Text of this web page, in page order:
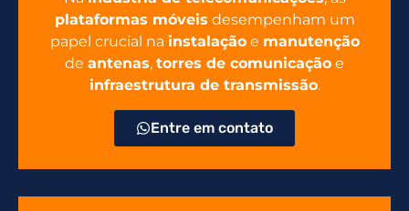
plataformas móveis desempenham um
papel crucial na instalaçãoe manutenção
de antenas, torres de comunicação e
infraestrutura de transmissão.
Entre em contato